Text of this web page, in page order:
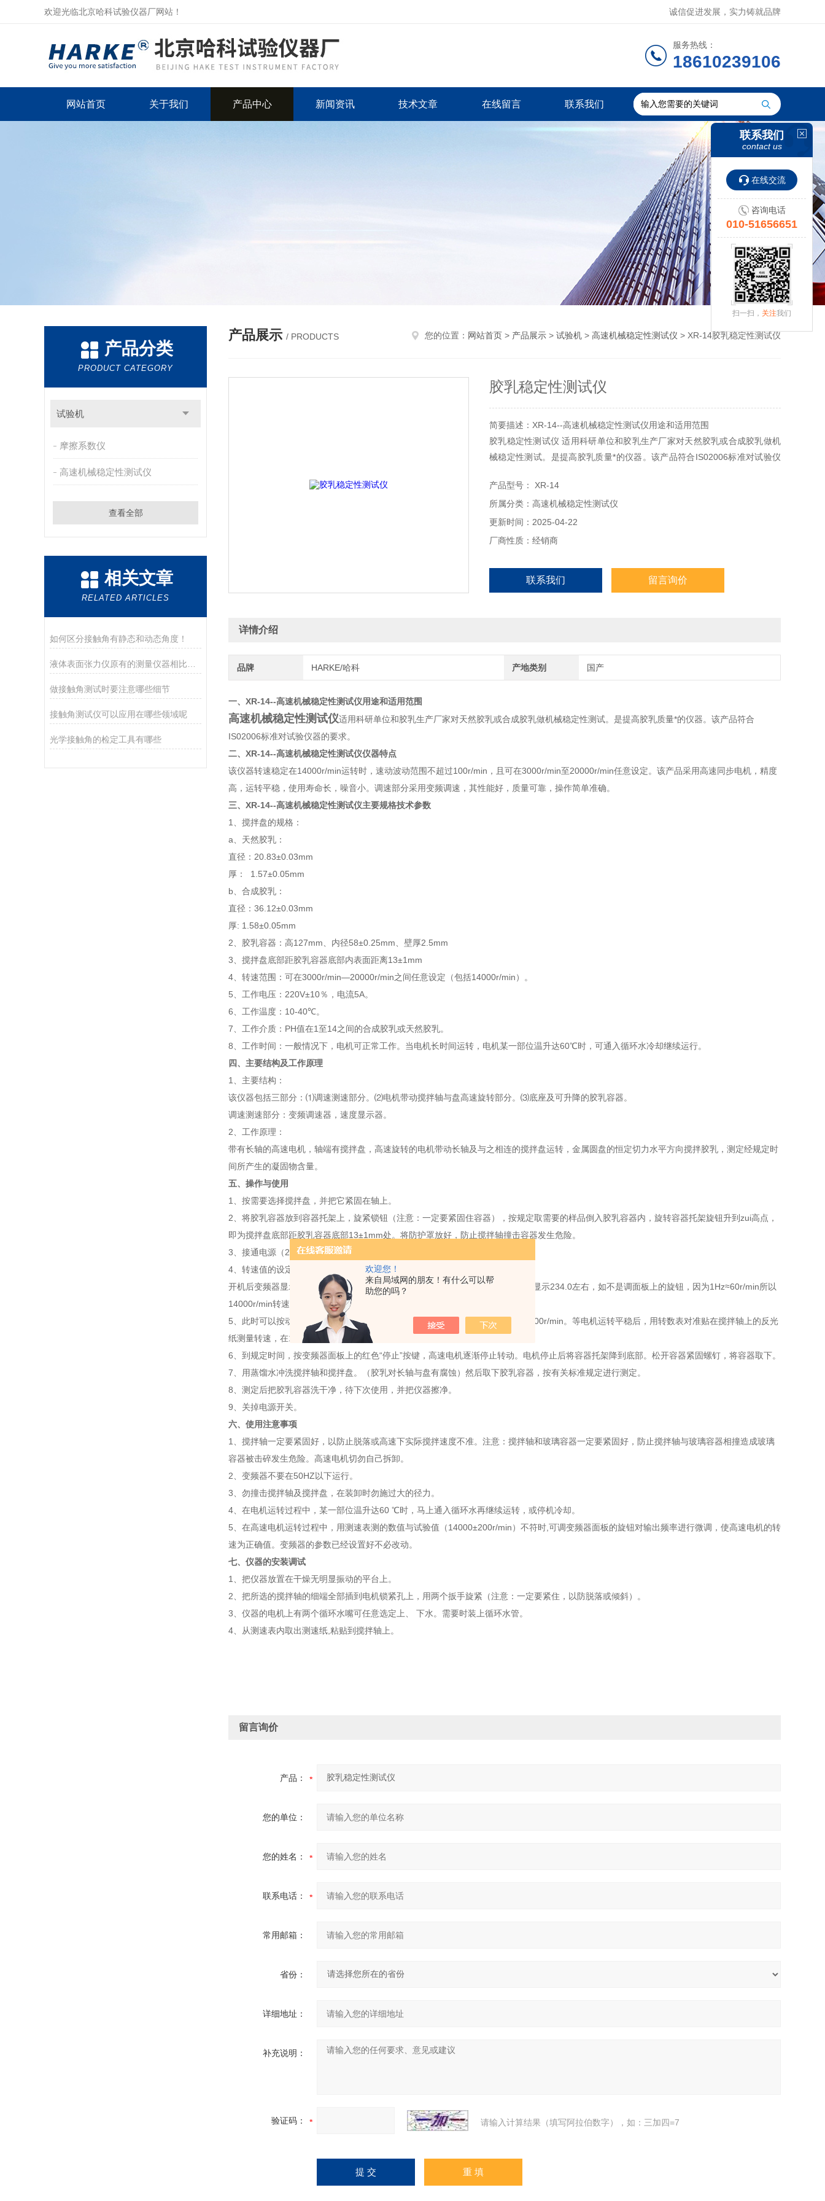
欢迎您！
来自局域网的朋友！有什么可以帮
助您的吗？
欢迎光临北京哈科试验仪器厂网站！ 诚信促进发展，实力铸就品牌
服务热线：
18610239106
网站首页 关于我们 产品中心 新闻资讯 技术文章 在线留言 联系我们
产品分类
PRODUCT CATEGORY
试验机
摩擦系数仪
高速机械稳定性测试仪
查看全部
相关文章
RELATED ARTICLES
如何区分接触角有静态和动态角度！
做接触角测试时要注意哪些细节
接触角测试仪可以应用在哪些领域呢
光学接触角的检定工具有哪些
产品展示 / PRODUCTS 您的位置： 网站首页 > 产品展示 > 试验机 > 高速机械稳定性测试仪 > XR-14胶乳稳定性测试仪
胶乳稳定性测试仪
简要描述：XR-14--高速机械稳定性测试仪用途和适用范围
胶乳稳定性测试仪 适用科研单位和胶乳生产厂家对天然胶乳或合成胶乳做机
械稳定性测试。是提高胶乳质量*的仪器。该产品符合IS02006标准对试验仪
产品型号： XR-14
所属分类：高速机械稳定性测试仪
更新时间：2025-04-22
厂商性质：经销商
联系我们 留言询价
详情介绍
品牌 HARKE/哈科 产地类别 国产
一、 XR-14--高速机械稳定性测试仪用途和适用范围
高速机械稳定性测试仪适用科研单位和胶乳生产厂家对天然胶乳或合成胶乳做机械稳定性测试。是提高胶乳质量*的仪器。该产品符合
IS02006标准对试验仪器的要求。
二、 XR-14--高速机械稳定性测试仪仪器特点
该仪器转速稳定在14000r/min运转时，速动波动范围不超过100r/min ，且可在3000r/min至20000r/min任意设定。该产品采用高速同步电机，精度
高，运转平稳，使用寿命长，噪音小。调速部分采用变频调速，其性能好，质量可靠，操作简单准确。
三、 XR-14--高速机械稳定性测试仪主要规格技术参数
1
、搅拌盘的规格：
a 、天然胶乳：
直径： 20.83±0.03mm
厚：
1.57±0.05mm
b 、合成胶乳：
直径： 36.12±0.03mm
厚: 1.58±0.05mm
2 、胶乳容器：高127mm 、内径58±0.25mm 、壁厚2.5mm
3 、搅拌盘底部距胶乳容器底部内表面距离13±1mm
4 、转速范围：可在3000r/min—20000r/min之间任意设定（包括14000r/min）。
5 、工作电压： 220V±10％，电流5A。
6 、工作温度： 10-40℃。
7 、工作介质： PH值在1至14之间的合成胶乳或天然胶乳。
8 、工作时间：一般情况下，电机可正常工作。当电机长时间运转，电机某一部位温升达60℃时，可通入循环水冷却继续运行。
四、主要结构及工作原理
1
、主要结构：
该仪器包括三部分：⑴调速测速部分。⑵电机带动搅拌轴与盘高速旋转部分。⑶底座及可升降的胶乳容器。
调速测速部分：变频调速器，速度显示器。
2 、工作原理：
带有长轴的高速电机，轴端有搅拌盘，高速旋转的电机带动长轴及与之相连的搅拌盘运转，金属圆盘的恒定切力水平方向搅拌胶乳，测定经规定时
间所产生的凝固物含量。
五、操作与使用
1
、按需要选择搅拌盘，并把它紧固在轴上。
2 、将胶乳容器放到容器托架上，旋紧锁钮（注意：一定要紧固住容器），按规定取需要的样品倒入胶乳容器内，旋转容器托架旋钮升到zui高点，
即为搅拌盘底部距胶乳容器底部13±1mm处。将防护罩放好，防止搅拌轴撞击容器发生危险。
3 、接通电源（220V）打开电源开关。
4 、转速值的设定：
开机后变频器显示“
H234.0”，“H”处于闪动状态，后面的数字为频率数值，此时应显示234.0左右，如不是调面板上的旋钮，因为1Hz≈60r/min所以
14000r/min转速时频率在234左右，出厂时已将转速设定为此值。
5 、此时可以按动变频器面板上绿色的“运行”按键 高速电机可自动提升到 200r/min。等电机运转平稳后，用转数表对准贴在搅拌轴上的反光
纸测量转速，在14000 200r/min
左右即可，如不是可以调整。
6 、到规定时间，按变频器面板上的红色“停止”按键，高速电机逐渐停止转动。电机停止后将容器托架降到底部。松开容器紧固螺钉，将容器取下。
7 、用蒸馏水冲洗搅拌轴和搅拌盘。（胶乳对长轴与盘有腐蚀）然后取下胶乳容器，按有关标准规定进行测定。
8 、测定后把胶乳容器洗干净，待下次使用，并把仪器擦净。
9 、关掉电源开关。
六、使用注意事项
1
、搅拌轴一定要紧固好，以防止脱落或高速下实际搅拌速度不准。注意：搅拌轴和玻璃容器一定要紧固好，防止搅拌轴与玻璃容器相撞造成玻璃
容器被击碎发生危险。高速电机切勿自己拆卸。
2 、变频器不要在50HZ以下运行。
3 、勿撞击搅拌轴及搅拌盘，在装卸时勿施过大的径力。
4 、在电机运转过程中，某一部位温升达60 ℃时，马上通入循环水再继续运转，或停机冷却。
5 、在高速电机运转过程中，用测速表测的数值与试验值（14000±200r/min）不符时 可调变频器面板的旋钮对输出频率进行微调，使高速电机的转
速为正确值。变频器的参数已经设置好不必改动。
七、仪器的安装调试
1
、把仪器放置在干燥无明显振动的平台上。
2 、把所选的搅拌轴的细端全部插到电机锁紧孔上，用两个扳手旋紧（注意：一定要紧住，以防脱落或倾斜）。
3 、仪器的电机上有两个循环水嘴可任意选定上、
下水。需要时装上循环水管。
4 、从测速表内取出测速纸 粘贴到搅拌轴上。
留言询价
产品：
您的单位：
您的姓名：
联系电话：
常用邮箱：
省份：
详细地址：
补充说明：
验证码： 请输入计算结果（填写阿拉伯数字），如：三加四=7
联系我们
contact us
在线交流
咨询电话
010-51656651
扫一扫， 关注我们